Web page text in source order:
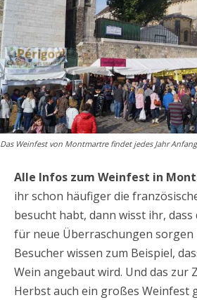
Das Weinfest von Montmartre findet jedes Jahr
Alle Infos zum Weinfest in
ihr schon häufiger die
besucht habt, dann wisst ihr, dass
für neue Überraschungen sorgen
Besucher wissen zum Beispiel,
Wein angebaut wird. Und das zur
Herbst auch ein großes Weinfest